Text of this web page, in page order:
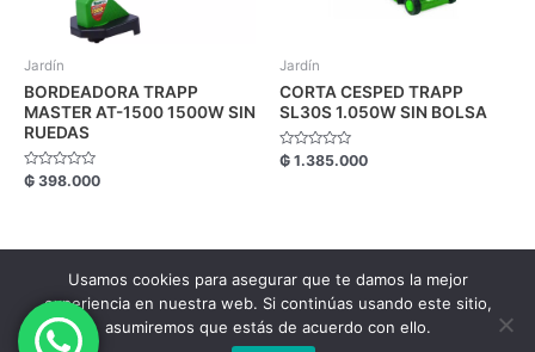
Jardín
BORDEADORA TRAPP
MASTER AT-1500 1500W SIN
RUEDAS
Valorado
con
₲ 398.000
Jardín
CORTA CESPED TRAPP
SL30S 1.050W SIN BOLSA
Valorado
con
₲ 1.385.000
Copyright FM Comercial © 2026.
Usamos cookies para asegurar que te damos la mejor
experiencia en nuestra web. Si continúas usando este sitio,
asumiremos que estás de acuerdo con ello.